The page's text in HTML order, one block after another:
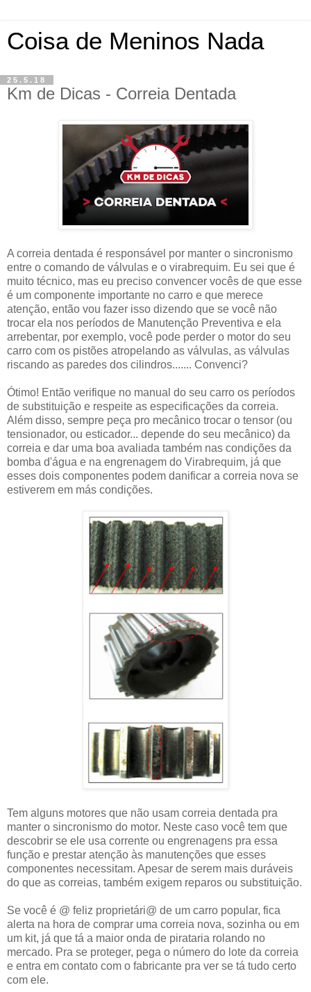
Coisa de Meninos Nada
25.5.18
Km de Dicas - Correia Dentada
A correia dentada é responsável por manter o sincronismo
entre o comando de válvulas e o virabrequim. Eu sei que é
muito técnico, mas eu preciso convencer vocês de que esse
é um componente importante no carro e que merece
atenção, então vou fazer isso dizendo que se você não
trocar ela nos períodos de Manutenção Preventiva e ela
arrebentar, por exemplo, você pode perder o motor do seu
carro com os pistões atropelando as válvulas, as válvulas
riscando as paredes dos cilindros....... Convenci?
Ótimo! Então verifique no manual do seu carro os períodos
de substituição e respeite as especificações da correia.
Além disso, sempre peça pro mecânico trocar o tensor (ou
tensionador, ou esticador... depende do seu mecânico) da
correia e dar uma boa avaliada também nas condições da
bomba d'água e na engrenagem do Virabrequim, já que
esses dois componentes podem danificar a correia nova se
estiverem em más condições.
Tem alguns motores que não usam correia dentada pra
manter o sincronismo do motor. Neste caso você tem que
descobrir se ele usa corrente ou engrenagens pra essa
função e prestar atenção às manutenções que esses
componentes necessitam. Apesar de serem mais duráveis
do que as correias, também exigem reparos ou substituição.
Se você é @ feliz proprietári@ de um carro popular, fica
alerta na hora de comprar uma correia nova, sozinha ou em
um kit, já que tá a maior onda de pirataria rolando no
mercado. Pra se proteger, pega o número do lote da correia
e entra em contato com o fabricante pra ver se tá tudo certo
com ele.